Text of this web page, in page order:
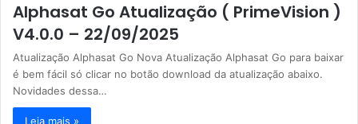
Alphasat Go Atualização ( PrimeVision )
V4.0.0 – 22/09/2025
Atualização Alphasat Go Nova Atualização Alphasat Go para baixar
é bem fácil só clicar no botão download da atualização abaixo.
Novidades dessa…
Leia mais »